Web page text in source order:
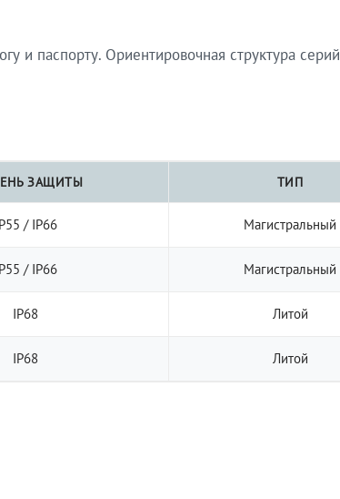
и паспорту. Ориентировочная структура серий
ЗАЩИТЫ ТИП
/ IP66 Магистральный
/ IP66 Магистральный
IP68 Литой
IP68 Литой